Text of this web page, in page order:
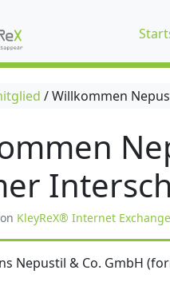
/Willkommen
KleyReX® Internet Exchange
Nepustil & Co. GmbH